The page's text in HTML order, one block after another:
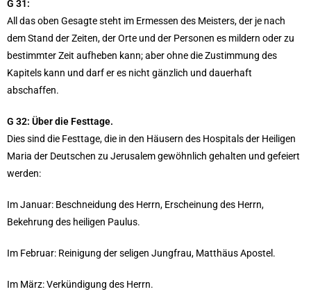
G 31:
All das oben Gesagte steht im Ermessen des Meisters, der je nach
dem Stand der Zeiten, der Orte und der Personen es mildern oder zu
bestimmter Zeit aufheben kann; aber ohne die Zustimmung des
Kapitels kann und darf er es nicht gänzlich und dauerhaft
abschaffen.
G 32: Über die Festtage.
Dies sind die Festtage, die in den Häusern des Hospitals der Heiligen
Maria der Deutschen zu Jerusalem gewöhnlich gehalten und gefeiert
werden:
Im Januar: Beschneidung des Herrn, Erscheinung des Herrn,
Bekehrung des heiligen Paulus.
Im Februar: Reinigung der seligen Jungfrau, Matthäus Apostel.
Im März: Verkündigung des Herrn.